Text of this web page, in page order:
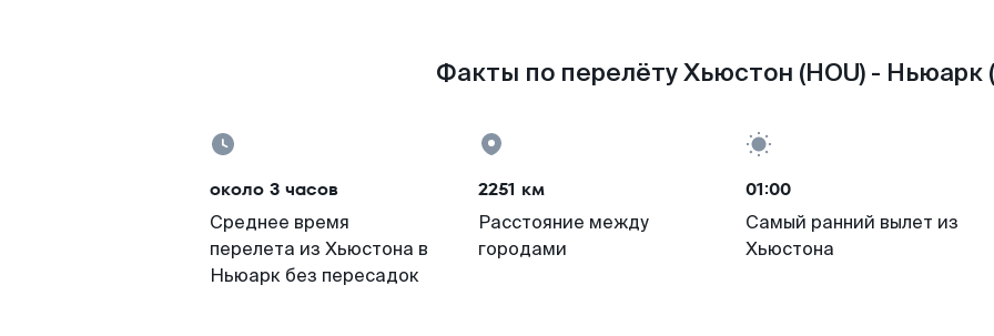
Факты по перелёту Хьюстон (HOU) - Ньюарк
около 3 часов
Среднее время
перелета из Хьюстона в
Ньюарк без пересадок
2251 км
Расстояние между
городами
01:00
Самый ранний вылет из
Хьюстона